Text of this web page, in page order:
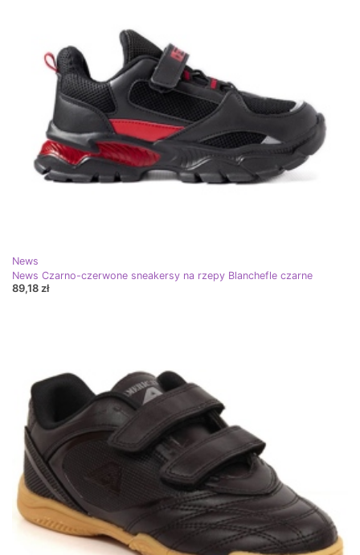
News
News Czarno-czerwone sneakersy na rzepy Blanchefle czarne
89,18 zł